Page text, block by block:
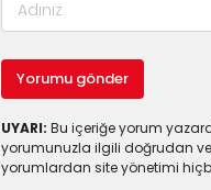
Yorumu gönder
UYARI: Bu içeriğe yorum
yorumunuzla ilgili doğrudan
yorumlardan site yönetimi